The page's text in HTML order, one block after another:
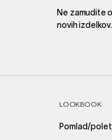
Ne zamudite
novih
LOOKBOOK
Pomlad/